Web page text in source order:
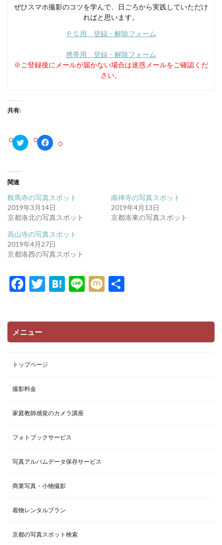
ぜひスマホ撮影のコツを学んで、日ごろから実践していただけ
ればと思います。
ＰＣ用 登録・解除フォーム
携帯用 登録・解除フォーム
※ご登録後にメールが届かない場合は迷惑メールをご確認くだ
さい。
共有:
ク
リ
i
t
t
e
r
共
有
(
新
し
ィ
ド
ま
す
)
F
a
共
有
す
る
は
ク
リ
ッ
ク
く
だ
さ
い
ン
ウ
ま
関連
鞍馬寺の写真スポット
2019年3月14日
京都洛北の写真スポット
南禅寺の写真スポット
2019年4月13日
京都洛東の写真スポット
高山寺の写真スポット
2019年4月27日
京都洛西の写真スポット
F
b
o
o
k
T
H
a
Li M
メニュー
トップページ
撮影料金
家庭教師感覚のカメラ講座
フォトブックサービス
写真アルバムデータ保存サービス
商業写真・小物撮影
着物レンタルプラン
京都の写真スポット検索